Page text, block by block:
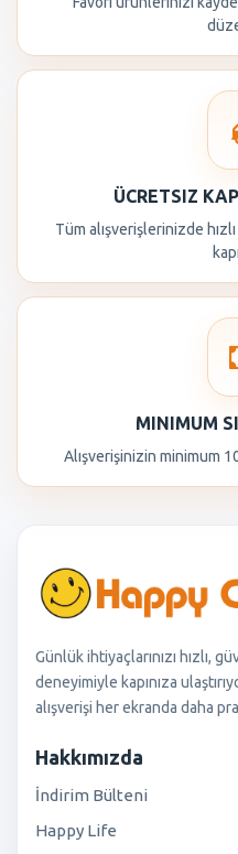
ÜCRETSIZ
Tüm alışverişlerinizde
MINIMUM
Alışverişinizin minimum
Günlük ihtiyaçlarınızı hızlı,
deneyimiyle kapınıza
alışverişi her ekranda daha
Hakkımızda
İndirim Bülteni
Happy Life